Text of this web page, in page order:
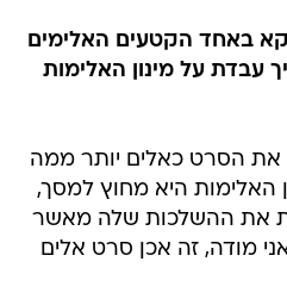
באחד הקטעים האלימים
עבדת על מינון האלימות
את הסרט כאלים יותר ממה
היא מחוץ למסך,
את ההשלכות שלה מאשר
מודה, זה אכן סרט אלים